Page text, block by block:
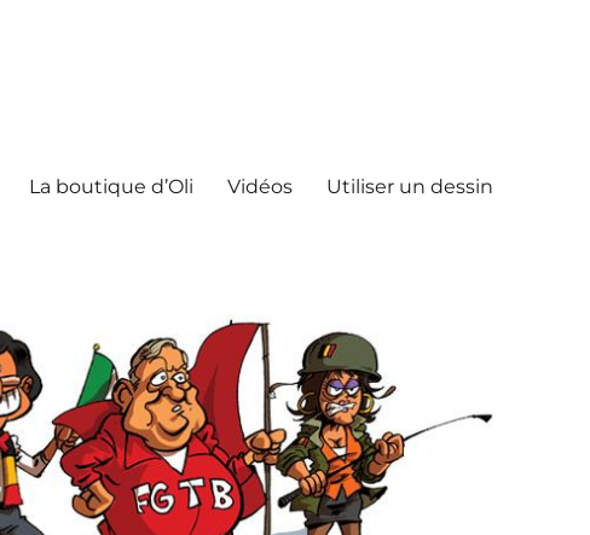
La boutique d’Oli Vidéos Utiliser un dessin